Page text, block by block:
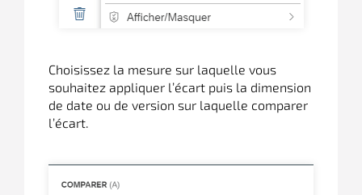
Choisissez la mesure sur laquelle vous
souhaitez appliquer l’écart puis la dimension
de date ou de version sur laquelle comparer
l’écart.